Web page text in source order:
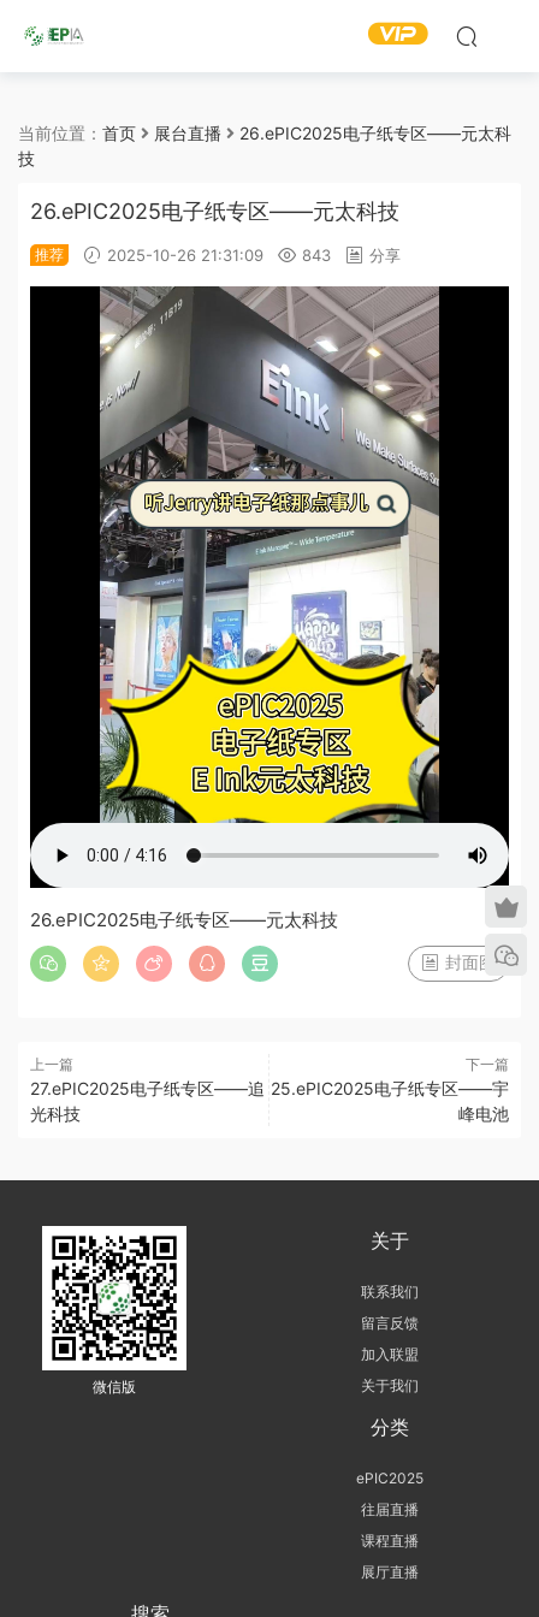
当前位置： 首页 展台直播
26.ePIC2025电子纸专区——元太科
技
26.ePIC2025电子纸专区——元太科技
推荐 2025-10-26 21:31:09 843 分享
26.ePIC2025电子纸专区——元太科技
封面图
上一篇
27.ePIC2025电子纸专区——追
光科技
下一篇
25.ePIC2025电子纸专区——宇
峰电池
微信版
关于
联系我们
留言反馈
加入联盟
关于我们
分类
ePIC2025
往届直播
课程直播
展厅直播